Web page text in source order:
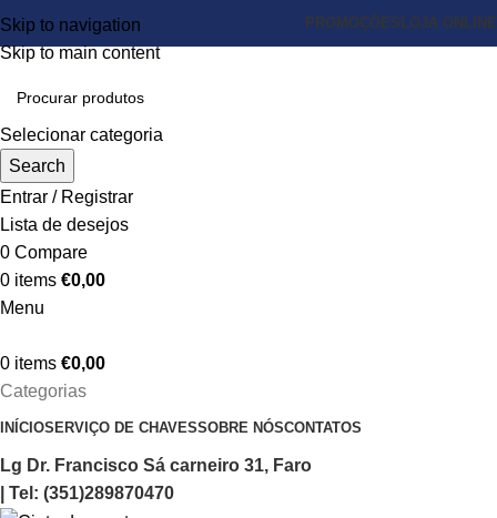
Skip to navigation
Skip to main content
PROMOÇÕES LOJA ONLINE
Selecionar categoria
Search
Entrar / Registrar
Lista de desejos
0 Compare
0 items €0,00
Menu
0 items €0,00
Categorias
INÍCIOSERVIÇO DE CHAVESSOBRE NÓSCONTATOS
Lg Dr. Francisco Sá carneiro 31, Faro
| Tel: (351)289870470